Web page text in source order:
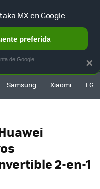
AUTO TERRITORIO
Samsung Xiaomi LG
2-en-1
×
MX en Google
preferida
de Google